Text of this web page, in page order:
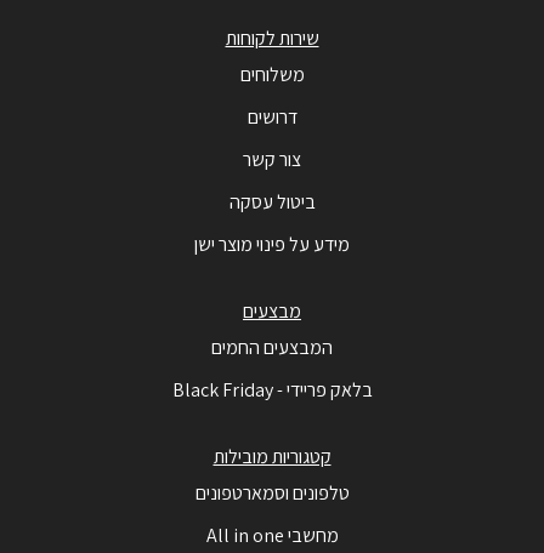
שירות לקוחות
משלוחים
דרושים
צור קשר
ביטול עסקה
מידע על פינוי מוצר ישן
מבצעים
המבצעים החמים
בלאק פריידי - Black Friday
קטגוריות מובילות
טלפונים וסמארטפונים
מחשבי All in one